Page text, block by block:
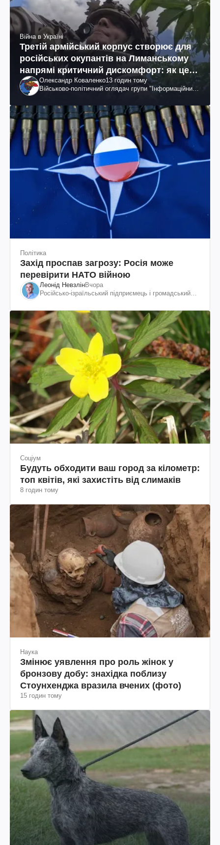
Війна в Україні
Третій армійський корпус створює для
російських окупантів на Лиманському
напрямі критичний дискомфорт: як це
вдалосяОлександр Коваленко13 годин тому
Військово-політичний оглядач групи "Інформаційний
Політика
Захід проспав загрозу: Росія може
перевірити НАТО війною
Леонід НевзлінВчора
Російсько-ізраїльський підприємець і громадський
Соціум
Будуть обходити ваш город за кілометр:
топ квітів, які захистіть від слимаків
8 годин тому
Наука
Змінює уявлення про роль жінок у
бронзову добу: знахідка поблизу
Стоунхенджа вразила вчених (фото)
15 годин тому